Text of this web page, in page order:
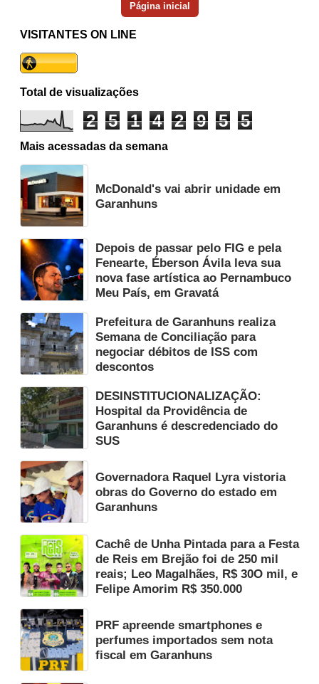
Página inicial
VISITANTES ON LINE
Total de visualizações
2 5 1 4 2 9 5 5
Mais acessadas da semana
McDonald's vai abrir unidade em
Garanhuns
Depois de passar pelo FIG e pela
Fenearte, Éberson Ávila leva sua
nova fase artística ao Pernambuco
Meu País, em Gravatá
Prefeitura de Garanhuns realiza
Semana de Conciliação para
negociar débitos de ISS com
descontos
DESINSTITUCIONALIZAÇÃO:
Hospital da Providência de
Garanhuns é descredenciado do
SUS
Governadora Raquel Lyra vistoria
obras do Governo do estado em
Garanhuns
Cachê de Unha Pintada para a Festa
de Reis em Brejão foi de 250 mil
reais; Leo Magalhães, R$ 30O mil, e
Felipe Amorim R$ 350.000
PRF apreende smartphones e
perfumes importados sem nota
fiscal em Garanhuns